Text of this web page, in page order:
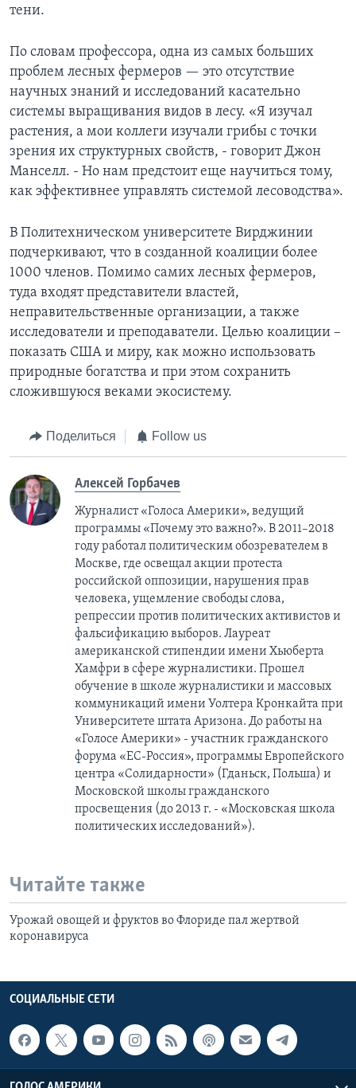
тени.
По словам профессора, одна из самых больших
проблем лесных фермеров — это отсутствие
научных знаний и исследований касательно
системы выращивания видов в лесу. «Я изучал
растения, а мои коллеги изучали грибы с точки
зрения их структурных свойств, - говорит Джон
Манселл. - Но нам предстоит еще научиться тому,
как эффективнее управлять системой лесоводства».
В Политехническом университете Вирджинии
подчеркивают, что в созданной коалиции более
1000 членов. Помимо самих лесных фермеров,
туда входят представители властей,
неправительственные организации, а также
исследователи и преподаватели. Целью коалиции –
показать США и миру, как можно использовать
природные богатства и при этом сохранить
сложившуюся веками экосистему.
Поделиться Follow us
Алексей Горбачев
Журналист «Голоса Америки», ведущий
программы «Почему это важно?». В 2011–2018
году работал политическим обозревателем в
Москве, где освещал акции протеста
российской оппозиции, нарушения прав
человека, ущемление свободы слова,
репрессии против политических активистов и
фальсификацию выборов. Лауреат
американской стипендии имени Хьюберта
Хамфри в сфере журналистики. Прошел
обучение в школе журналистики и массовых
коммуникаций имени Уолтера Кронкайта при
Университете штата Аризона. До работы на
«Голосе Америки» - участник гражданского
форума «ЕС-Россия», программы Европейского
центра «Солидарности» (Гданьск, Польша) и
Московской школы гражданского
просвещения (до 2013 г. - «Московская школа
политических исследований»).
Читайте также
Урожай овощей и фруктов во Флориде пал жертвой
коронавируса
СОЦИАЛЬНЫЕ СЕТИ